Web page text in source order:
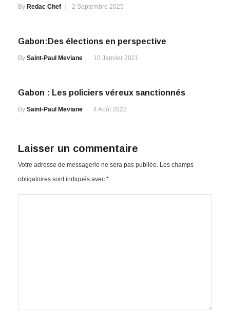
By Redac Chef 2 Septembre 2025
Gabon:Des élections en perspective
By Saint-Paul Meviane 10 Janvier 2021
Gabon : Les policiers véreux sanctionnés
By Saint-Paul Meviane 4 Août 2022
Laisser un commentaire
Votre adresse de messagerie ne sera pas publiée. Les champs
obligatoires sont indiqués avec *